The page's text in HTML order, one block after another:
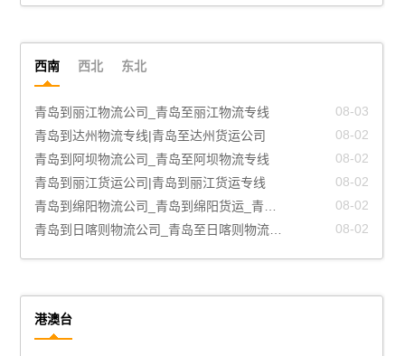
西南 西北 东北
08-03
青岛到拉萨物流公司_青岛至拉萨物流专线
青岛到保山物流公司_青岛至保山物流专线
08-03
青岛到安顺物流公司_青岛至安顺物流专线
青岛到黔南物流公司_青岛至黔南物流专线
08-03
青岛到楚雄物流公司_青岛至楚雄物流专线
青岛到阿里物流公司_青岛至阿里物流专线
08-03
青岛到丽江物流公司_青岛至丽江物流专线 08-02
青岛到达州物流专线|青岛至达州货运公司 08-02
青岛到阿坝物流公司_青岛至阿坝物流专线
青岛到丽江货运公司|青岛到丽江货运专线 08-02
08-02
港澳台